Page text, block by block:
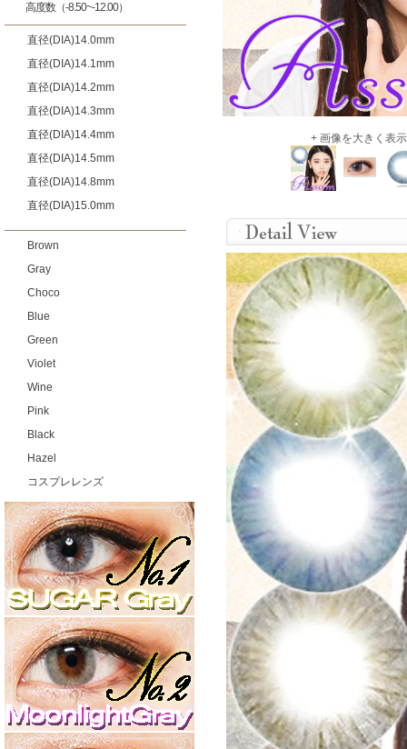
高度数（-8.50~-12.00）
直径(DIA)14.0mm
直径(DIA)14.1mm
直径(DIA)14.2mm
直径(DIA)14.3mm
直径(DIA)14.4mm
直径(DIA)14.5mm
直径(DIA)14.8mm
直径(DIA)15.0mm
Brown
Gray
Choco
Blue
Green
Violet
Wine
Pink
Black
Hazel
コスプレレンズ
+ 画像を大きく表示